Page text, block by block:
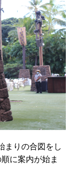
まりの合図をし
に案内が始ま